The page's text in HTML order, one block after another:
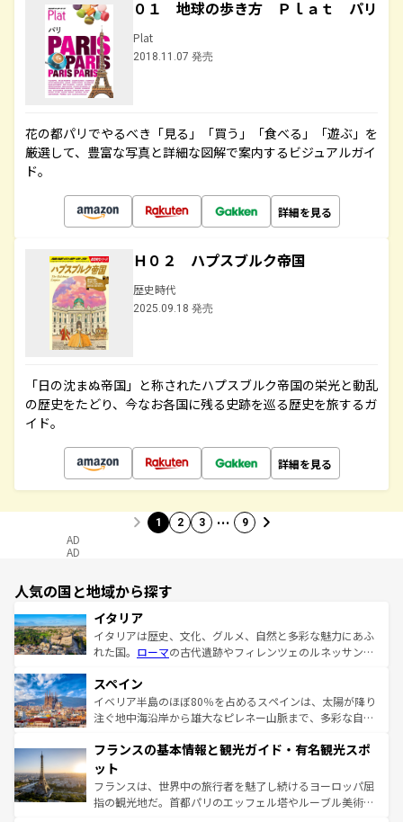
０１ 地球の歩き方 Ｐｌａｔ パリ
Plat
2018.11.07 発売
花の都パリでやるべき「見る」「買う」「食べる」「遊ぶ」を
厳選して、豊富な写真と詳細な図解で案内するビジュアルガイ
ド。
詳細を見る
Ｈ０２ ハプスブルク帝国
歴史時代
2025.09.18 発売
「日の沈まぬ帝国」と称されたハプスブルク帝国の栄光と動乱
の歴史をたどり、今なお各国に残る史跡を巡る歴史を旅するガ
イド。
詳細を見る
1 2 3 … 9
AD
AD
人気の国と地域から探す
イタリア
イタリアは歴史、文化、グルメ、自然と多彩な魅力にあふ
れた国。 ローマの古代遺跡やフィレンツェのルネッサンス
ろん、トスカーナの美しい田園風景やアマルフィ海岸の絶
景など、自然景観も見逃せない。観光の合間には、本場の
ピザやパスタなど、絶品のイタリア料理を堪能することも
ませてくれるイタリアで、忘れられない旅をしてみよう！
なお、新着のイタリア情報は
しい。
スペイン
イベリア半島のほぼ80％を占めるスペインは、太陽が降り
注ぐ地中海沿岸から雄大なピレネー山脈まで、多彩な自然
文化が根付くこの国では、情熱的なフラメンコ、熱気あふ
れる闘牛、そして美味しいタパスが生活の一部となってい
る。首都マドリードの洗練された雰囲気や、バルセロナの
アートに溢れた街角から、地方では古代ローマ遺跡や中世
フランスの基本情報と観光ガイド・有名観光スポ
ット
フランスは、世界中の旅行者を魅了し続けるヨーロッパ屈
指の観光地だ。首都パリのエッフェル塔やルーブル美術館